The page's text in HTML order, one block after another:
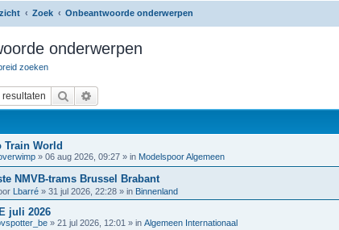
Zoek Onbeantwoorde onderwerpen
onderwerpen
zoeken
Zoek
Train World
» 06 aug 2026, 09:27 » in Modelspoor Algemeen
NMVB-trams Brussel Brabant
Lbarré » 31 jul 2026, 22:28 » in Binnenland
juli 2026
» 21 jul 2026, 12:01 » in Algemeen Internationaal